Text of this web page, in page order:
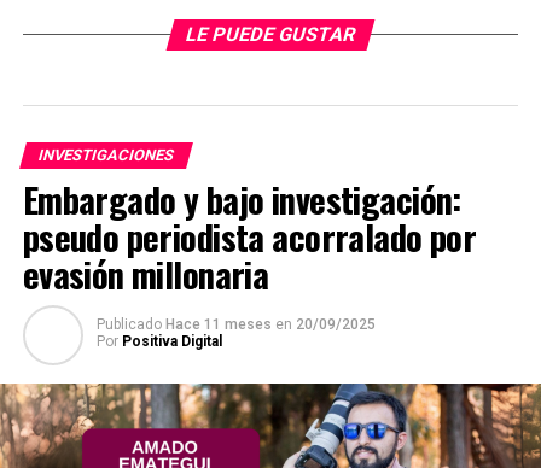
la cooperativa Ayacapé limitada en su contra, tramitada
en el Juzgado de 1ra. Instancia en lo Civil y Comercial de
La ley Nº 1626/2000 de la Función Pública, exige, en su
capítulo II De la incorporación de los Funcionarios
Públicos, Art. 14º, inc.e) estar en pleno goce de los
derechos civiles y políticos; f) presentar certificado
de antecedentes judiciales y policiales
, incisos que
estarían siendo incumplidos por el secretario de
Industria y Comercio de la Gobernación del Alto Paraná,
a pesar de haber presentado un certificado de
antecedentes penales, donde lógicamente no consta su
antecedente judicial en lo civil y comercial.
LE PUEDE GUSTAR
INVESTIGACIONES
Embargado y bajo investigación:
pseudo periodista acorralado por
evasión millonaria
Publicado Hace 11 meses en 20/09/2025
Por Positiva Digital